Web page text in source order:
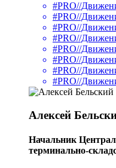
#PRO//
#PRO//
#PRO//
#PRO//
#PRO//
#PRO//
#PRO//
#PRO//
Алексей
Начальник
терминально-